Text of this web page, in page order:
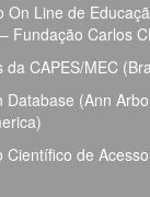
On Line de
Fundação Carlos
CAPES/MEC
Database (Ann
Científico de